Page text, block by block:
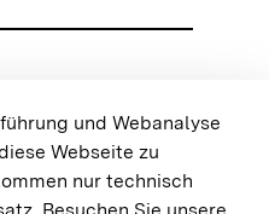
springen
springen
{{{body}}}
und Webanalyse
Webseite zu
nur technisch